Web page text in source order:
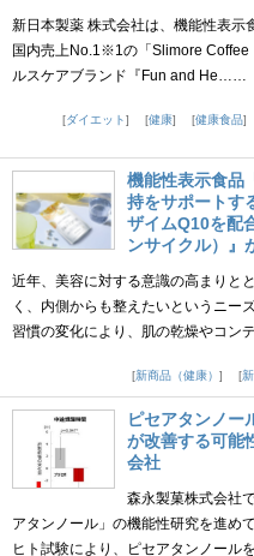
新日本製薬 株式会社は、機能性表示
国内売上No.1※1の「Slimore Coffee
ルスケアブランド『Fun and He……
ダイエット
健康 健康食品
機能性表示食品
持をサポートす
ザイムQ10を配
ンサイクル）』
近年、美容に対する意識の高まりと
く、内側からも整えたいというニー
習慣の変化により、肌の乾燥やコン
新商品（健康）
ピセアタンノー
が改善する可能
会社
森永製菓株式会社
アタンノール」の機能性研究を進め
ヒト試験により、ピセアタンノール